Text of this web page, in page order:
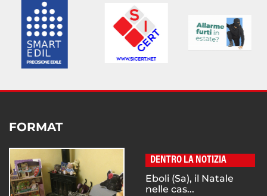
FORMAT
DENTRO LA NOTIZIA
Eboli (Sa), il Natale
nelle cas...